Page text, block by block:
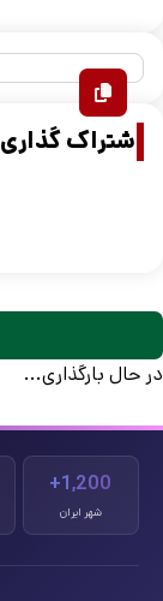
اشتراک گذاری
در حال بارگذاری...
1,200+
شهر ایران